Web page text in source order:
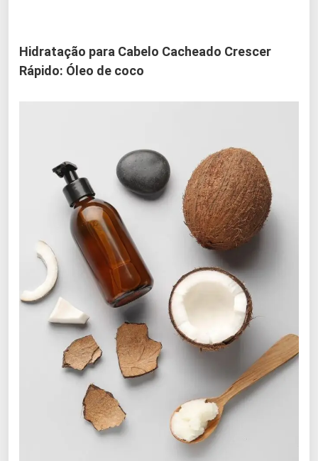
Hidratação para Cabelo Cacheado Crescer
Rápido: Óleo de coco